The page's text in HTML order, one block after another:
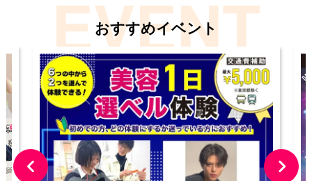
おすすめイベント